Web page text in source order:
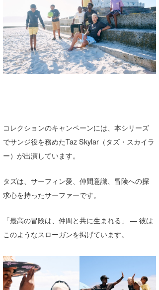
コレクションのキャンペーンには、本シリーズ
でサンジ役を務めたTaz Skylar（タズ・スカイラ
ー）が出演しています。
タズは、サーフィン愛、仲間意識、冒険への探
求心を持ったサーファーです。
「最高の冒険は、仲間と共に生まれる」 ― 彼は
このようなスローガンを掲げています。
熊谷素子
植村未来
NOBUFUKU
大野”MAR”修聖
ECE
G◎Da
H
MIN
mitz
OYZ
S.K
Soulman
VAGY
waka☆=
YUKI☆